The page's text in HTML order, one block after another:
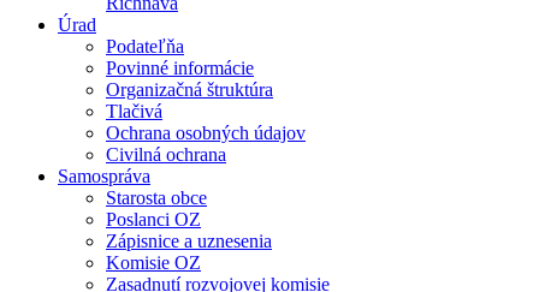
Úrad
Podateľňa
Povinné informácie
Organizačná štruktúra
Tlačivá
Ochrana osobných údajov
Civilná ochrana
Samospráva
Starosta obce
Poslanci OZ
Zápisnice a uznesenia
Komisie OZ
Zasadnutí rozvojovej komisie